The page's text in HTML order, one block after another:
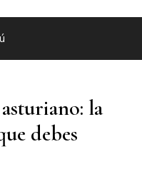
la
debes